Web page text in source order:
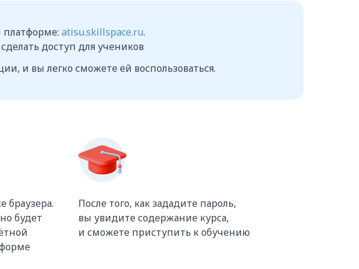
платформе: atisu.skillspace.ru.
доступ для учеников
и вы легко сможете ей воспользоваться.
После того, как зададите пароль,
вы увидите содержание курса,
и сможете приступить к обучению
браузера.
будет